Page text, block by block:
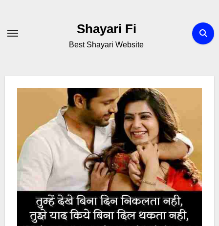
content
Shayari Fi
Best Shayari Website